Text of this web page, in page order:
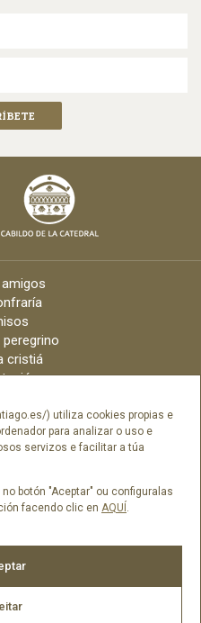
) utiliza cookies propias e
para analizar o uso e
servizos e facilitar a túa
botón "Aceptar" ou configuralas
facendo clic en AQUÍ.
cristiá
Dixital